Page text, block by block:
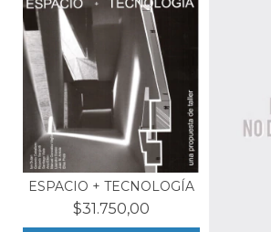
ESPACIO + TECNOLOGÍA
$31.750,00